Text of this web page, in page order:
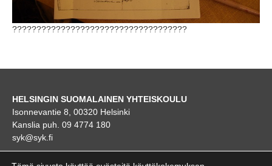
????????????????????????????????????
HELSINGIN SUOMALAINEN YHTEISKOULU
Isonnevantie 8, 00320 Helsinki
Kanslia puh. 09 4774 180
syk@syk.fi